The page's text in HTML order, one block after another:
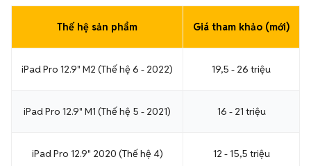
Thế hệ sản phẩm Giá tham khảo (mới)
iPad Pro 12.9" M2 (Thế hệ 6 - 2022) 19,5 - 26 triệu
iPad Pro 12.9" M1 (Thế hệ 5 - 2021) 16 - 21 triệu
iPad Pro 12.9" 2020 (Thế hệ 4) 12 - 15,5 triệu